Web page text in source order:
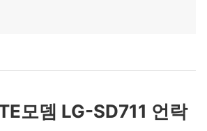
모뎀 LG-SD711 언락